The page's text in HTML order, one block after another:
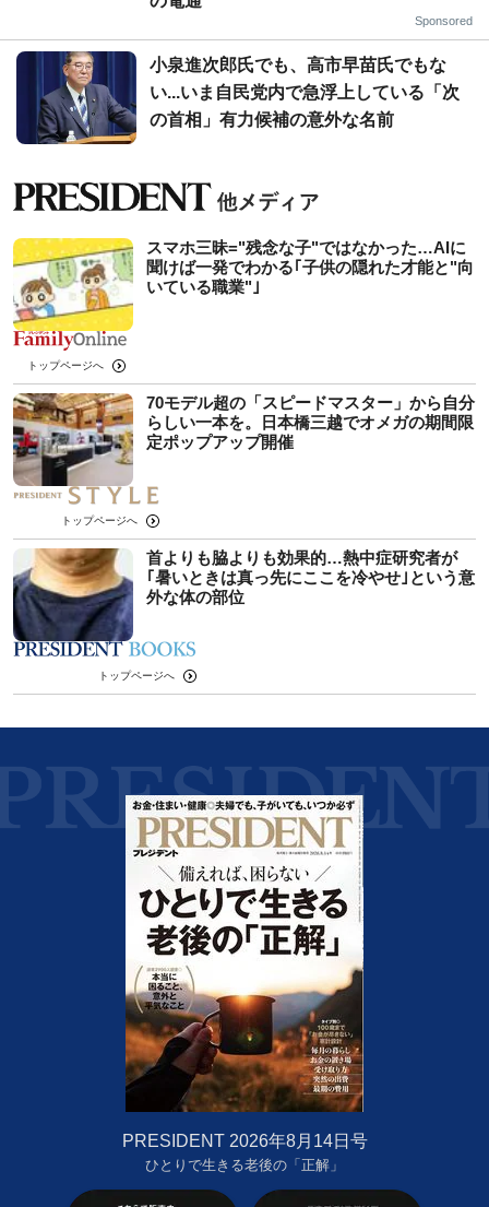
Sponsored
小泉進次郎氏でも、高市早苗氏でもな
い...いま自民党内で急浮上している「次
の首相」有力候補の意外な名前
スマホ三昧="残念な子"ではなかった…AIに
聞けば一発でわかる｢子供の隠れた才能と"向
いている職業"｣
トップページへ
70モデル超の「スピードマスター」から自分
らしい一本を。日本橋三越でオメガの期間限
定ポップアップ開催
トップページへ
首よりも脇よりも効果的…熱中症研究者が
｢暑いときは真っ先にここを冷やせ｣という意
外な体の部位
トップページへ
PRESIDENT 2026年8月14日号
ひとりで生きる老後の「正解」